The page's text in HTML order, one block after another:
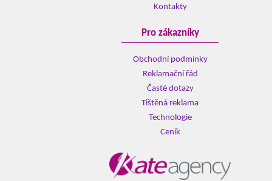
Kontakty
Pro zákazníky
Obchodní podmínky
Reklamační řád
Časté dotazy
Tištěná reklama
Technologie
Ceník